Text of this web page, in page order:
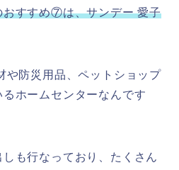
おすすめ⑦は、サンデー 愛子
や防災用品、ペットショップ
ホームセンターなんです
も行なっており、たくさん